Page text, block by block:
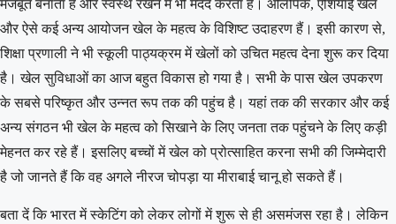
मजबूत बनाता है और स्वस्थ रखने में भी मदद करता है। ओलंपिक, एशियाई खेल
और ऐसे कई अन्य आयोजन खेल के महत्व के विशिष्ट उदाहरण हैं। इसी कारण से,
शिक्षा प्रणाली ने भी स्कूली पाठ्यक्रम में खेलों को उचित महत्व देना शुरू कर दिया
है। खेल सुविधाओं का आज बहुत विकास हो गया है। सभी के पास खेल उपकरण
के सबसे परिष्कृत और उन्नत रूप तक की पहुंच है। यहां तक ​​की सरकार और कई
अन्य संगठन भी खेल के महत्व को सिखाने के लिए जनता तक पहुंचने के लिए कड़ी
मेहनत कर रहे हैं। इसलिए बच्चों में खेल को प्रोत्साहित करना सभी की जिम्मेदारी
है जो जानते हैं कि वह अगले नीरज चोपड़ा या मीराबाई चानू हो सकते हैं।
बता दें कि भारत में स्केटिंग को लेकर लोगों में शुरू से ही असमंजस रहा है। लेकिन